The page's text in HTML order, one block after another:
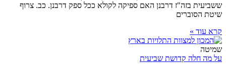
ששביעית בזה"ז דרבנן האם ספיקה לקולא ככל ספק דרבנן. כב. צרוף
שיטת הסוברים
קרא עוד »
שמיטה
על מה חלה קדושת שביעית